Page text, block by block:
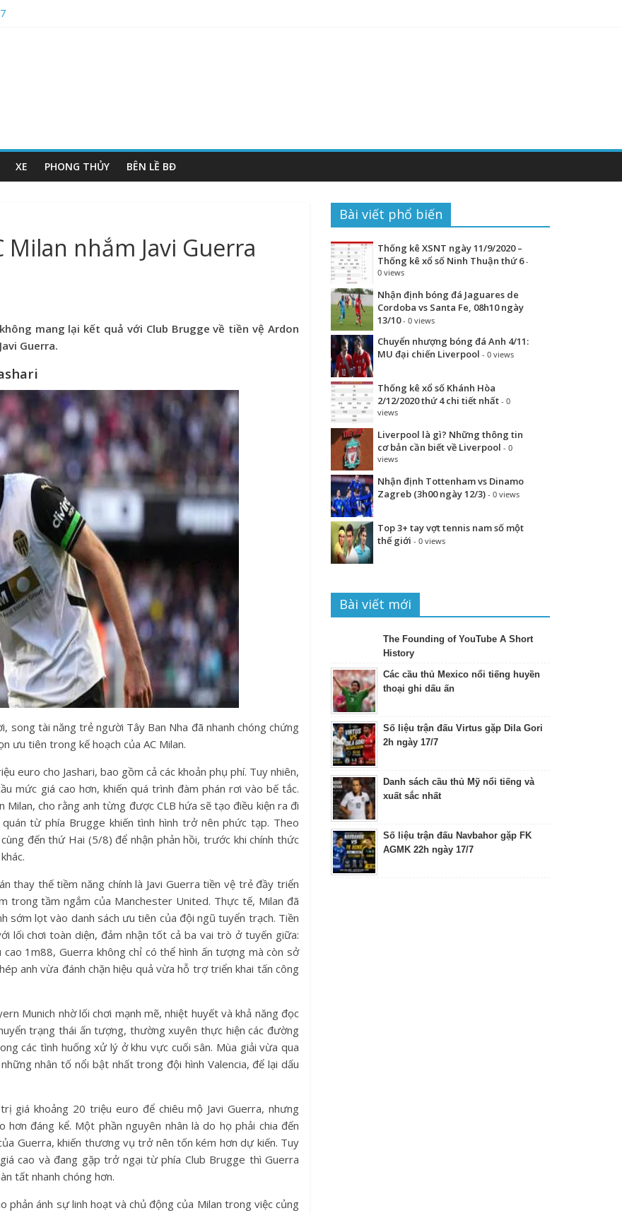
17/7
ấn
XE PHONG THỦY BÊN LỀ BĐ
nhắm Javi Guerra
mang lại kết quả với Club Brugge về tiền vệ Ardon
Guerra.
song tài năng trẻ người Tây Ban Nha đã nhanh chóng chứng
ưu tiên trong kế hoạch của AC Milan.
euro cho Jashari, bao gồm cả các khoản phụ phí. Tuy nhiên,
mức giá cao hơn, khiến quá trình đàm phán rơi vào bế tắc.
cho rằng anh từng được CLB hứa sẽ tạo điều kiện ra đi
từ phía Brugge khiến tình hình trở nên phức tạp. Theo
đến thứ Hai (5/8) để nhận phản hồi, trước khi chính thức
thay thế tiềm năng chính là Javi Guerra tiền vệ trẻ đầy triển
trong tầm ngắm của Manchester United. Thực tế, Milan đã
sớm lọt vào danh sách ưu tiên của đội ngũ tuyển trạch. Tiền
lối chơi toàn diện, đảm nhận tốt cả ba vai trò ở tuyến giữa:
1m88, Guerra không chỉ có thể hình ấn tượng mà còn sở
anh vừa đánh chặn hiệu quả vừa hỗ trợ triển khai tấn công
Munich nhờ lối chơi mạnh mẽ, nhiệt huyết và khả năng đọc
trạng thái ấn tượng, thường xuyên thực hiện các đường
các tình huống xử lý ở khu vực cuối sân. Mùa giải vừa qua
nhân tố nổi bật nhất trong đội hình Valencia, để lại dấu
giá khoảng 20 triệu euro để chiêu mộ Javi Guerra, nhưng
đáng kể. Một phần nguyên nhân là do họ phải chia đến
Guerra, khiến thương vụ trở nên tốn kém hơn dự kiến. Tuy
cao và đang gặp trở ngại từ phía Club Brugge thì Guerra
tất nhanh chóng hơn.
phản ánh sự linh hoạt và chủ động của Milan trong việc củng
Bài viết phổ biến
Thống kê XSNT ngày 11/9/2020 –
Thống kê xổ số Ninh Thuận thứ 6 -
0 views
Nhận định bóng đá Jaguares de
Cordoba vs Santa Fe, 08h10 ngày
13/10 - 0 views
Chuyển nhượng bóng đá Anh 4/11:
MU đại chiến Liverpool - 0 views
Thống kê xổ số Khánh Hòa
2/12/2020 thứ 4 chi tiết nhất - 0
views
Liverpool là gì? Những thông tin
cơ bản cần biết về Liverpool - 0
views
Nhận định Tottenham vs Dinamo
Zagreb (3h00 ngày 12/3) - 0 views
Top 3+ tay vợt tennis nam số một
thế giới - 0 views
Bài viết mới
The Founding of YouTube A Short
History
Các cầu thủ Mexico nổi tiếng huyền
thoại ghi dấu ấn
Số liệu trận đấu Virtus gặp Dila Gori
2h ngày 17/7
Danh sách cầu thủ Mỹ nổi tiếng và
xuất sắc nhất
Số liệu trận đấu Navbahor gặp FK
AGMK 22h ngày 17/7